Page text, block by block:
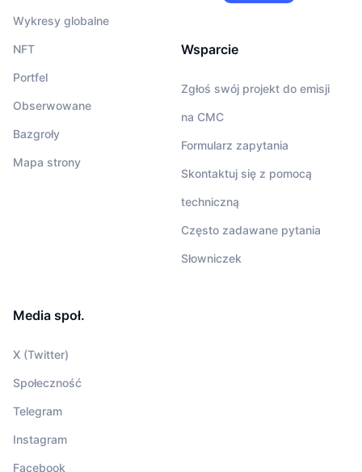
Wykresy globalne
NFT
Portfel
Obserwowane
Bazgroły
Mapa strony
Wsparcie
Zgłoś swój projekt do emisji
na CMC
Formularz zapytania
Skontaktuj się z pomocą
techniczną
Często zadawane pytania
Słowniczek
Media społ.
X (Twitter)
Społeczność
Telegram
Instagram
Facebook